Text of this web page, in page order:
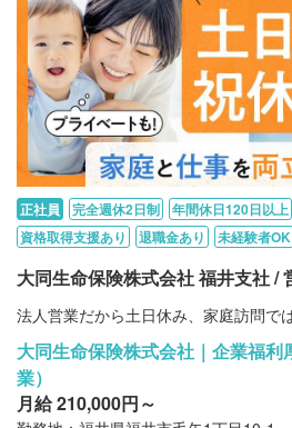
正社員 完全週休2日制 年間休日120日以上
資格取得支援あり
退職金あり 未経験者OK
大同生命保険株式会社 福井支社 /
法人営業だから土日休み、家庭訪問で
大同生命保険株式会社｜企業福
業）
月給 210,000円～